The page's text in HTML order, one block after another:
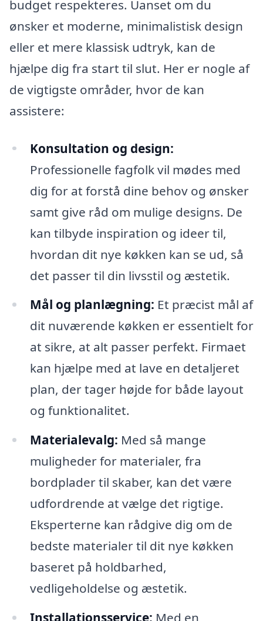
budget respekteres. Uanset om du
ønsker et moderne, minimalistisk design
eller et mere klassisk udtryk, kan de
hjælpe dig fra start til slut. Her er nogle af
de vigtigste områder, hvor de kan
assistere:
Konsultation og design:
Professionelle fagfolk vil mødes med
dig for at forstå dine behov og ønsker
samt give råd om mulige designs. De
kan tilbyde inspiration og ideer til,
hvordan dit nye køkken kan se ud, så
det passer til din livsstil og æstetik.
Mål og planlægning: Et præcist mål af
dit nuværende køkken er essentielt for
at sikre, at alt passer perfekt. Firmaet
kan hjælpe med at lave en detaljeret
plan, der tager højde for både layout
og funktionalitet.
Materialevalg: Med så mange
muligheder for materialer, fra
bordplader til skaber, kan det være
udfordrende at vælge det rigtige.
Eksperterne kan rådgive dig om de
bedste materialer til dit nye køkken
baseret på holdbarhed,
vedligeholdelse og æstetik.
Installationsservice: Med en